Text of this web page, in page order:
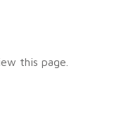
this page.